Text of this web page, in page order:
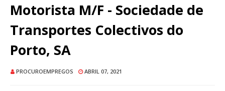
Motorista M/F - Sociedade de
Transportes Colectivos do
Porto, SA
PROCUROEMPREGOS ABRIL 07, 2021